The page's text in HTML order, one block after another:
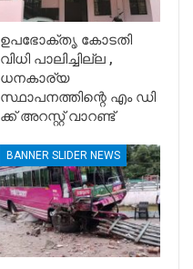
ഉപഭോക്തൃ കോടതി
വിധി പാലിച്ചില്ല ,
ധനകാര്യ
സ്ഥാപനത്തിന്റെ എം ഡി
ക്ക് അറസ്റ്റ് വാറണ്ട്
BANNER SLIDER NEWS